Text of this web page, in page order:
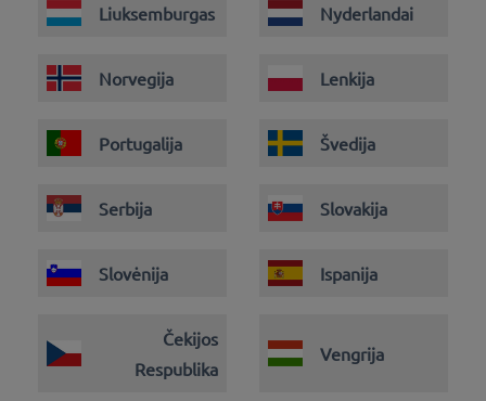
Liuksemburgas Nyderlandai
Norvegija Lenkija
Portugalija Švedija
Serbija Slovakija
Slovėnija Ispanija
Čekijos
Respublika
Vengrija